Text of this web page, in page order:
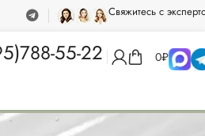
Свяжитесь с
55-22 0₽